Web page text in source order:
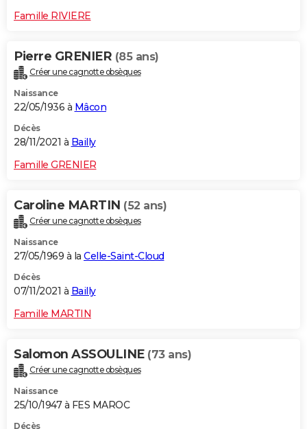
Famille RIVIERE
Pierre GRENIER (85 ans)
Créer une cagnotte obsèques
Naissance
22/05/1936 à Mâcon
Décès
28/11/2021 à Bailly
Famille GRENIER
Caroline MARTIN (52 ans)
Créer une cagnotte obsèques
Naissance
27/05/1969 à la Celle-Saint-Cloud
Décès
07/11/2021 à Bailly
Famille MARTIN
Salomon ASSOULINE (73 ans)
Créer une cagnotte obsèques
Naissance
25/10/1947 à FES MAROC
Décès